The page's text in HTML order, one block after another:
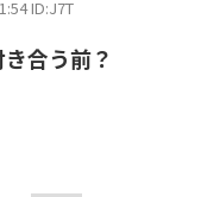
ID:J7T
合う前？